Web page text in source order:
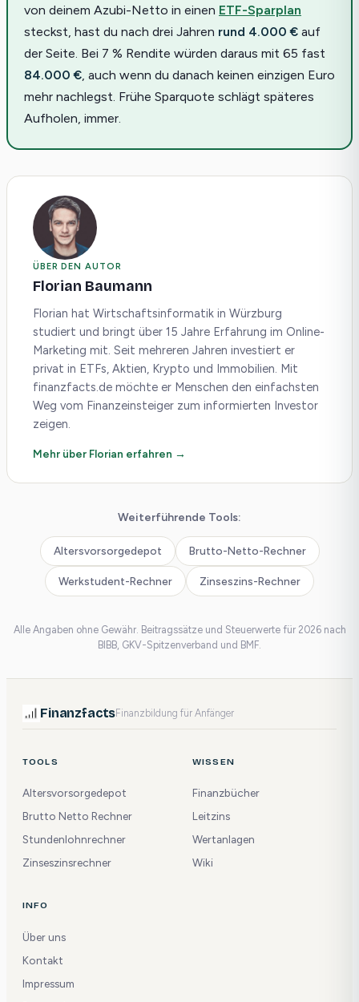
von deinem Azubi-Netto in einen ETF-Sparplan
steckst, hast du nach drei Jahren rund 4.000 € auf
der Seite. Bei 7 % Rendite würden daraus mit 65 fast
84.000 €, auch wenn du danach keinen einzigen Euro
mehr nachlegst. Frühe Sparquote schlägt späteres
Aufholen, immer.
ÜBER DEN AUTOR
Florian Baumann
Florian hat Wirtschaftsinformatik in Würzburg
studiert und bringt über 15 Jahre Erfahrung im Online-
Marketing mit. Seit mehreren Jahren investiert er
privat in ETFs, Aktien, Krypto und Immobilien. Mit
finanzfacts.de möchte er Menschen den einfachsten
Weg vom Finanzeinsteiger zum informierten Investor
zeigen.
Mehr über Florian erfahren →
Weiterführende Tools:
Altersvorsorgedepot Brutto-Netto-Rechner
Werkstudent-Rechner Zinseszins-Rechner
Alle Angaben ohne Gewähr. Beitragssätze und Steuerwerte für 2026 nach
BIBB, GKV-Spitzenverband und BMF.
FinanzfactsFinanzbildung für Anfänger
TOOLS
Altersvorsorgedepot
Brutto Netto Rechner
Stundenlohnrechner
Zinseszinsrechner
WISSEN
Finanzbücher
Leitzins
Wertanlagen
Wiki
INFO
Über uns
Kontakt
Impressum